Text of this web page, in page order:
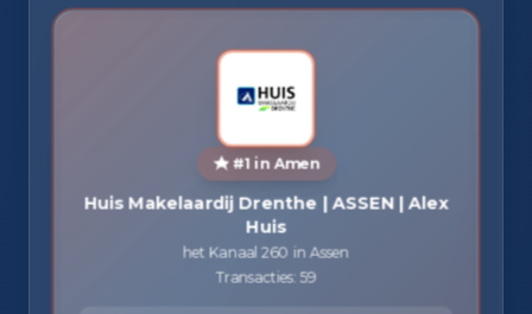
#1 in Amen
Huis Makelaardij Drenthe | ASSEN | Alex
Huis
het Kanaal 260 in Assen
Transacties: 59